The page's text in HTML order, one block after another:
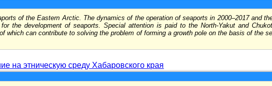
of the Eastern Arctic. The dynamics of the operation of seaports in 2000–2017 and
the development of seaports. Special attention is paid to the North-Yakut and
which can contribute to solving the problem of forming a growth pole on the basis of the
на этническую среду Хабаровского края